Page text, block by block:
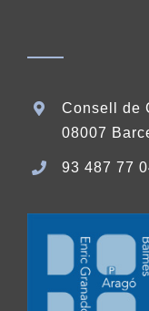
Consell de
08007
93 487 77